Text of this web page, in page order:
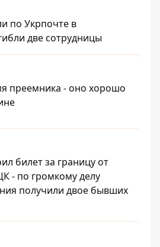
по Укрпочте в
две сотрудницы
преемника - оно хорошо
билет за границу от
- по громкому делу
получили двое бывших